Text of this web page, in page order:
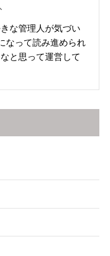
な管理人が気づい
なって読み進められ
と思って運営して